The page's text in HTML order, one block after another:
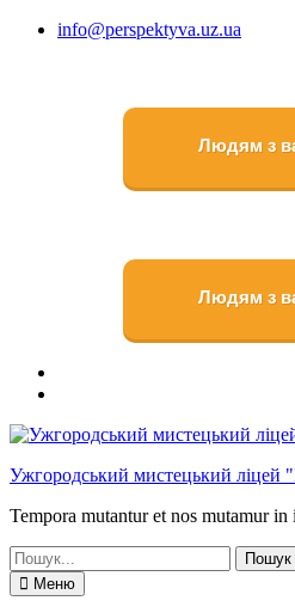
Перейтиinfo@perspektyva.uz.ua
Людям з
Людям з
Ужгородський мистецький ліцей
Tempora mutantur et nos mutamur in
Шукати:
Меню